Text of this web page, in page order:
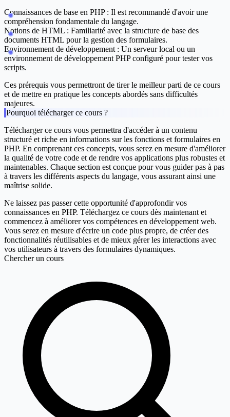
Connaissances de base en PHP : Il est recommandé d'avoir une
compréhension fondamentale du langage.
Notions de HTML : Familiarité avec la structure de base des
documents HTML pour la gestion des formulaires.
Environnement de développement : Un serveur local ou un
environnement de développement PHP configuré pour tester vos
scripts.
Ces prérequis vous permettront de tirer le meilleur parti de ce cours
et de mettre en pratique les concepts abordés sans difficultés
majeures.
Pourquoi télécharger ce cours ?
Télécharger ce cours vous permettra d'accéder à un contenu
structuré et riche en informations sur les fonctions et formulaires en
PHP. En comprenant ces concepts, vous serez en mesure d'améliorer
la qualité de votre code et de rendre vos applications plus robustes et
maintenables. Chaque section est conçue pour vous guider pas à pas
à travers les différents aspects du langage, vous assurant ainsi une
maîtrise solide.
Ne laissez pas passer cette opportunité d'approfondir vos
connaissances en PHP. Téléchargez ce cours dès maintenant et
commencez à améliorer vos compétences en développement web.
Vous serez en mesure d'écrire un code plus propre, de créer des
fonctionnalités réutilisables et de mieux gérer les interactions avec
vos utilisateurs à travers des formulaires dynamiques.
Chercher un cours